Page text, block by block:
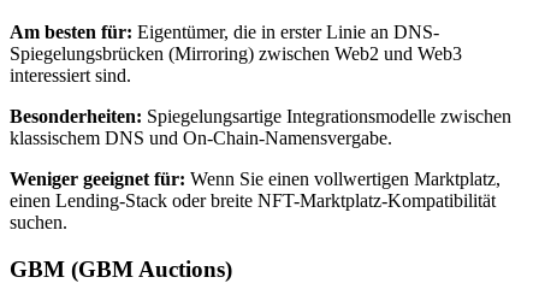
Am besten für: Eigentümer, die in erster Linie an DNS-
Spiegelungsbrücken (Mirroring) zwischen Web2 und Web3
interessiert sind.
Besonderheiten: Spiegelungsartige Integrationsmodelle zwischen
klassischem DNS und On-Chain-Namensvergabe.
Weniger geeignet für: Wenn Sie einen vollwertigen Marktplatz,
einen Lending-Stack oder breite NFT-Marktplatz-Kompatibilität
suchen.
GBM (GBM Auctions)